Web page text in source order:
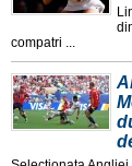
compatri ...